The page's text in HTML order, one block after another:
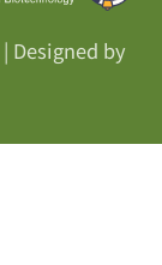
| Designed by